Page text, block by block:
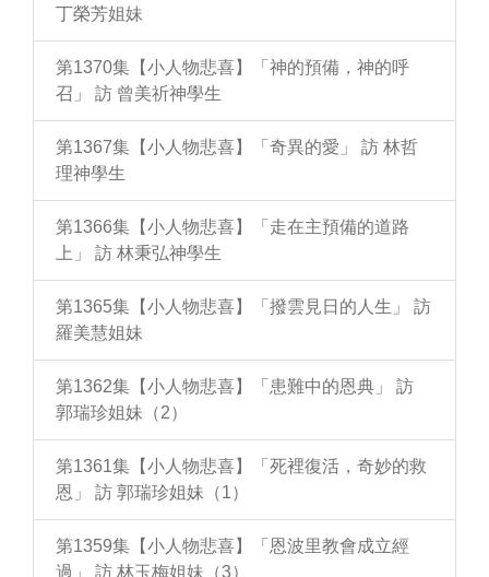
丁榮芳姐妹
第1370集【小人物悲喜】「神的預備，神的呼
召」 訪 曾美祈神學生
第1367集【小人物悲喜】「奇異的愛」 訪 林哲
理神學生
第1366集【小人物悲喜】「走在主預備的道路
上」 訪 林秉弘神學生
第1365集【小人物悲喜】「撥雲見日的人生」 訪
羅美慧姐妹
第1362集【小人物悲喜】「患難中的恩典」 訪
郭瑞珍姐妹（2）
第1361集【小人物悲喜】「死裡復活，奇妙的救
恩」 訪 郭瑞珍姐妹（1）
第1359集【小人物悲喜】「恩波里教會成立經
過」 訪 林玉梅姐妹（3）